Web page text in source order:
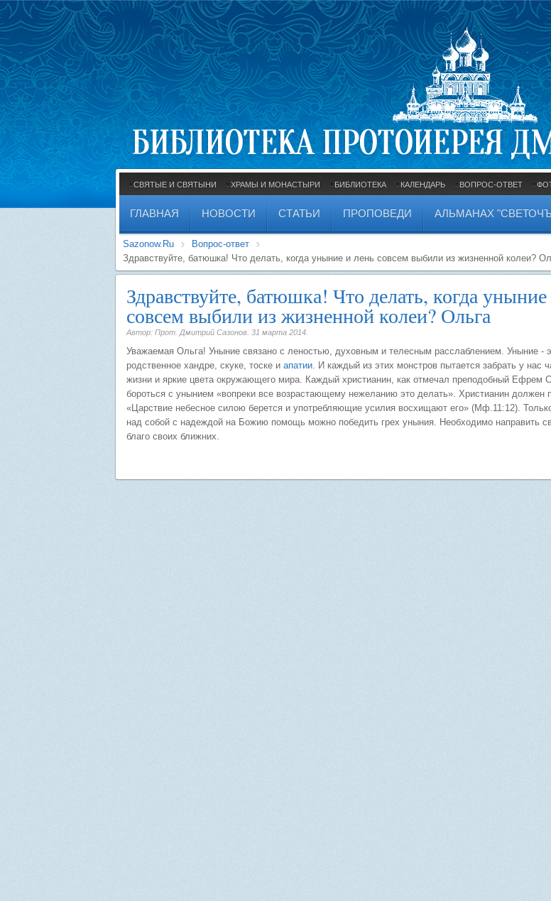
СВЯТЫЕ И СВЯТЫНИ ХРАМЫ И МОНАСТЫРИ БИБЛИОТЕКА КАЛЕНДАРЬ ВОПРОС-ОТВЕТ
ГЛАВНАЯ НОВОСТИ СТАТЬИ ПРОПОВЕДИ АЛЬМАНАХ
Sazonow.Ru
Вопрос-ответ
Здравствуйте, батюшка! Что делать, когда уныние и лень совсем выбили из жизненной колеи?
Здравствуйте, батюшка! Что делать, когда
совсем выбили из жизненной колеи? Ольга
Автор: Прот. Дмитрий Сазонов. 31 марта 2014
Уважаемая Ольга! Уныние связано с леностью, духовным и телесным расслаблением. Уныние -
родственное хандре, скуке, тоске и апатии. И каждый из этих монстров пытается забрать у нас
жизни и яркие цвета окружающего мира. Каждый христианин, как отмечал преподобный Ефрем
бороться с унынием «вопреки все возрастающему нежеланию это делать». Христианин должен
«Царствие небесное силою берется и употребляющие усилия восхищают его» (Мф.11:12).
над собой с надеждой на Божию помощь можно победить грех уныния. Необходимо направить
благо своих ближних.